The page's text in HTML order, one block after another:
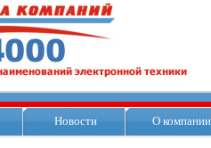
Новости О компании